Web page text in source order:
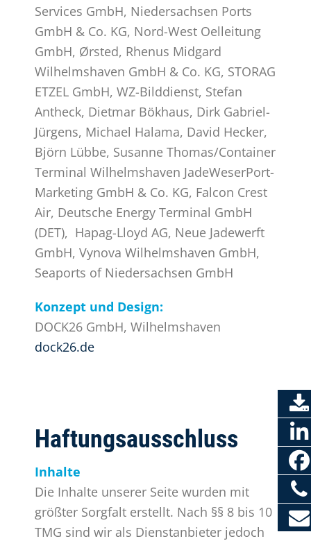
Services GmbH, Niedersachsen Ports
GmbH & Co. KG, Nord-West Oelleitung
GmbH, Ørsted, Rhenus Midgard
Wilhelmshaven GmbH & Co. KG, STORAG
ETZEL GmbH, WZ-Bilddienst, Stefan
Antheck, Dietmar Bökhaus, Dirk Gabriel-
Jürgens, Michael Halama, David Hecker,
Björn Lübbe, Susanne Thomas/Container
Terminal Wilhelmshaven JadeWeserPort-
Marketing GmbH & Co. KG, Falcon Crest
Air, Deutsche Energy Terminal GmbH
(DET), Hapag-Lloyd AG, Neue Jadewerft
GmbH, Vynova Wilhelmshaven GmbH,
Seaports of Niedersachsen GmbH
Konzept und Design:
DOCK26 GmbH, Wilhelmshaven
dock26.de
Haftungsausschluss
Inhalte
Die Inhalte unserer Seite wurden mit
größter Sorgfalt erstellt. Nach §§ 8 bis 10
TMG sind wir als Dienstanbieter jedoch